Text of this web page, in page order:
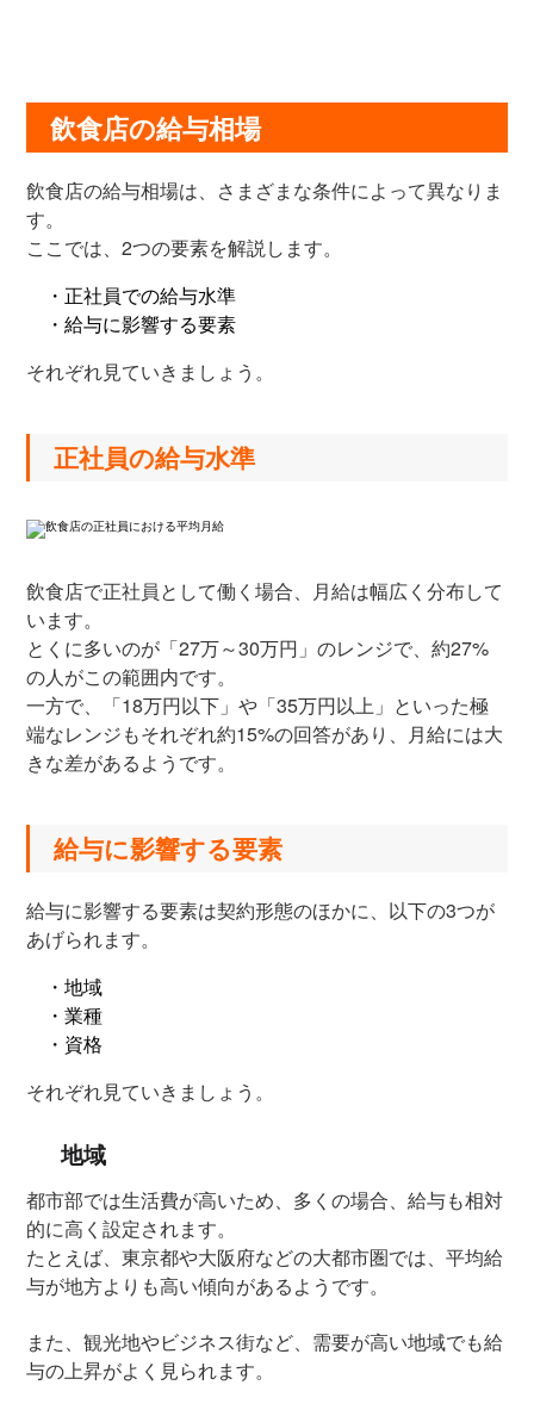
飲食店の給与相場
飲食店の給与相場は、さまざまな条件によって異なりま
す。
ここでは、2つの要素を解説します。
・正社員での給与水準
・給与に影響する要素
それぞれ見ていきましょう。
正社員の給与水準
飲食店で正社員として働く場合、月給は幅広く分布して
います。
とくに多いのが「27万～30万円」のレンジで、約27%
の人がこの範囲内です。
一方で、「18万円以下」や「35万円以上」といった極
端なレンジもそれぞれ約15%の回答があり、月給には大
きな差があるようです。
給与に影響する要素
給与に影響する要素は契約形態のほかに、以下の3つが
あげられます。
・地域
・業種
・資格
それぞれ見ていきましょう。
地域
都市部では生活費が高いため、多くの場合、給与も相対
的に高く設定されます。
たとえば、東京都や大阪府などの大都市圏では、平均給
与が地方よりも高い傾向があるようです。
また、観光地やビジネス街など、需要が高い地域でも給
与の上昇がよく見られます。